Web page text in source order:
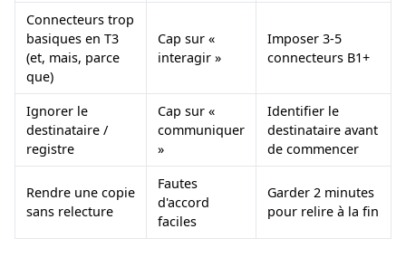
Connecteurs trop
basiques en T3
(et, mais, parce
que)
Cap sur «
interagir »
Imposer 3-5
connecteurs B1+
Ignorer le
destinataire /
registre
Cap sur «
communiquer
»
Identifier le
destinataire avant
de commencer
Rendre une copie
sans relecture
Fautes
d'accord
faciles
Garder 2 minutes
pour relire à la fin